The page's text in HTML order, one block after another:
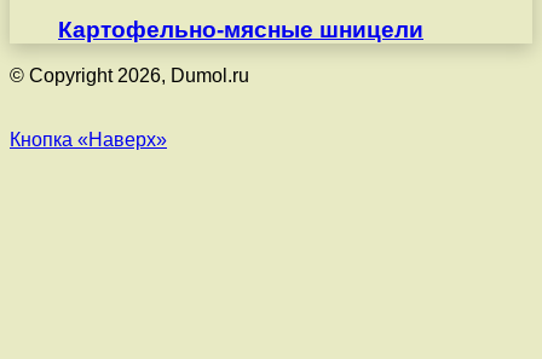
Картофельно-мясные шницели
© Copyright 2026, Dumol.ru
Кнопка «Наверх»